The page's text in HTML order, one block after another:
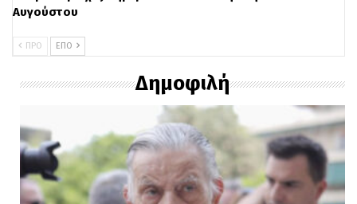
Αυγούστου
ΠΡΟ ΕΠΌ
Δημοφιλή